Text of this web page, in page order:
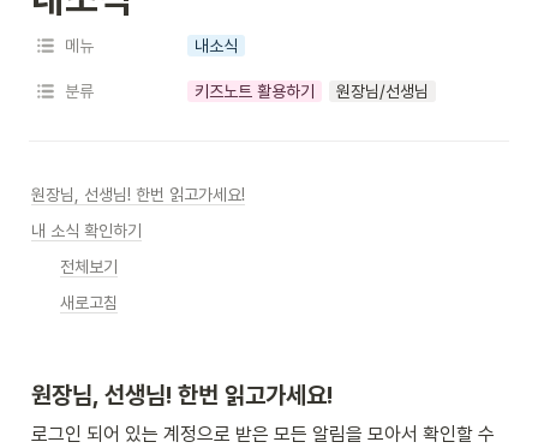
메뉴 내소식
분류 키즈노트 활용하기 원장님/선생님
원장님, 선생님! 한번 읽고가세요!
내 소식 확인하기
전체보기
새로고침
원장님, 선생님! 한번 읽고가세요!
로그인 되어 있는 계정으로 받은 모든 알림을 모아서 확인할 수